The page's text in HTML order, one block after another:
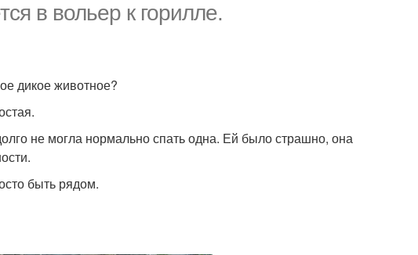
в вольер к горилле.
дикое животное?
не могла нормально спать одна. Ей было страшно, она
быть рядом.